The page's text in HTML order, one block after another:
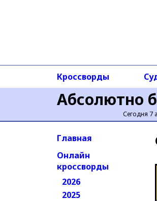
Абсолютно
Сегодня 7
Кроссворды
Главная
Онлайн
кроссворды
2026
2025